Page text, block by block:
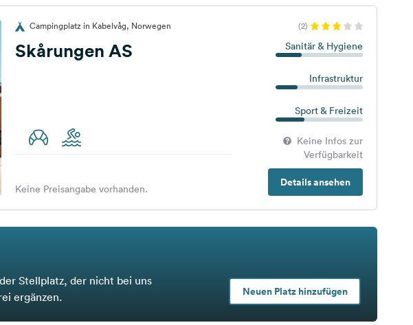
Campingplatz in Kabelvåg, Norwegen (2)
Skårungen AS Sanitär & Hygiene
Infrastruktur
Sport & Freizeit
Keine Infos zur
Verfügbarkeit
Details ansehen
Keine Preisangabe vorhanden.
Stellplatz, der nicht bei uns
ergänzen.
Neuen Platz hinzufügen